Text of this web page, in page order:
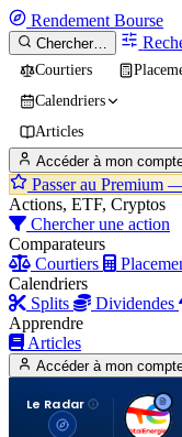
Rendement Bourse
Chercher…
Courtiers
Calendriers
Articles
Accéder à mon
Passer au Premium
Actions, ETF, Cryptos
Chercher une action
Comparateurs
Courtiers
Calendriers
Splits
Dividendes
Apprendre
Articles
Accéder à mon
Le Radar
T